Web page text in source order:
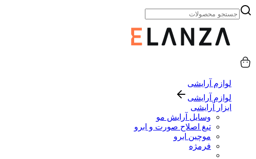
لوازم آرایشی
لوازم آرایشی
ابزار آرایشی
وسایل آرایش مو
تیغ اصلاح صورت و ابرو
موچین ابرو
فرمژه